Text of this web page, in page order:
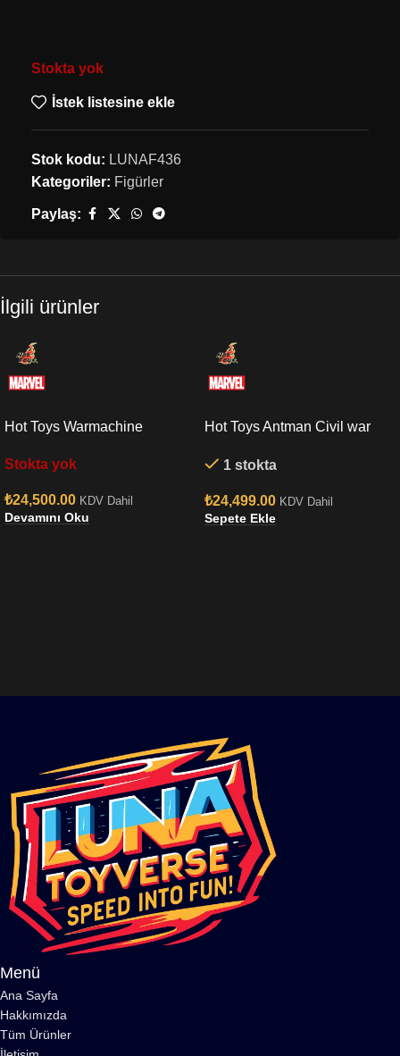
Stokta yok
İstek listesine ekle
Stok kodu: LUNAF436
Kategoriler: Figürler
Paylaş:
İlgili ürünler
Hot Toys Warmachine
Stokta yok
₺24,500.00 KDV Dahil
Devamını Oku
Hot Toys Antman Civil war
1 stokta
₺24,499.00 KDV Dahil
Sepete Ekle
Menü
Ana Sayfa
Hakkımızda
Tüm Ürünler